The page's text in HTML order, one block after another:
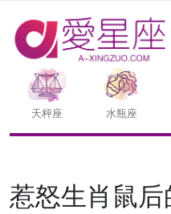
天枰座 水瓶座
惹怒生肖鼠